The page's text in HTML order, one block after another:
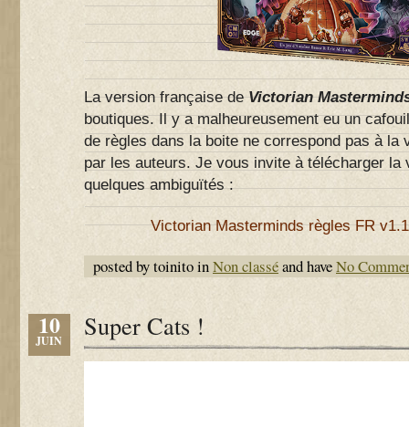
La version française deVictorian
boutiques. Il y a malheureusement eu un
de règles dans la boite ne correspond pas à la
par les auteurs. Je vous invite à télécharger la
quelques ambiguïtés :
Victorian Masterminds règles FR v1.1
posted by toinito inNon classéand haveNo
10
JUIN Super Cats !